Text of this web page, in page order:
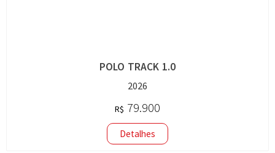
POLO TRACK 1.0
2026
R$ 79.900
Detalhes